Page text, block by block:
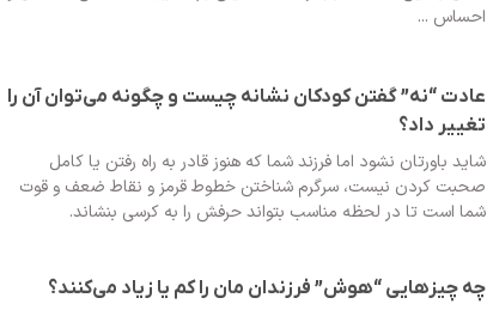
احساس ...
عادت “نه” گفتن کودکان نشانه چیست و چگونه می‌توان آن را
تغییر داد؟
شاید باورتان نشود اما فرزند شما که هنوز قادر به راه رفتن یا کامل
صحبت کردن نیست، سرگرم شناختن خطوط قرمز و نقاط ضعف و قوت
شما است تا در لحظه مناسب بتواند حرفش را به کرسی بنشاند.
چه چیزهایی “هوش” فرزندان مان را کم یا زیاد می‌کنند؟